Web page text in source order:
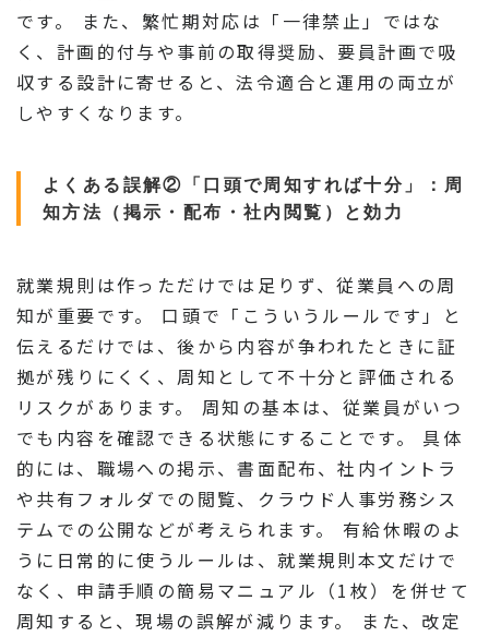
です。 また、繁忙期対応は「一律禁止」ではな
く、計画的付与や事前の取得奨励、要員計画で吸
収する設計に寄せると、法令適合と運用の両立が
しやすくなります。
よくある誤解②「口頭で周知すれば十分」：周
知方法（掲示・配布・社内閲覧）と効力
就業規則は作っただけでは足りず、従業員への周
知が重要です。 口頭で「こういうルールです」と
伝えるだけでは、後から内容が争われたときに証
拠が残りにくく、周知として不十分と評価される
リスクがあります。 周知の基本は、従業員がいつ
でも内容を確認できる状態にすることです。 具体
的には、職場への掲示、書面配布、社内イントラ
や共有フォルダでの閲覧、クラウド人事労務シス
テムでの公開などが考えられます。 有給休暇のよ
うに日常的に使うルールは、就業規則本文だけで
なく、申請手順の簡易マニュアル（1枚）を併せて
周知すると、現場の誤解が減ります。 また、改定